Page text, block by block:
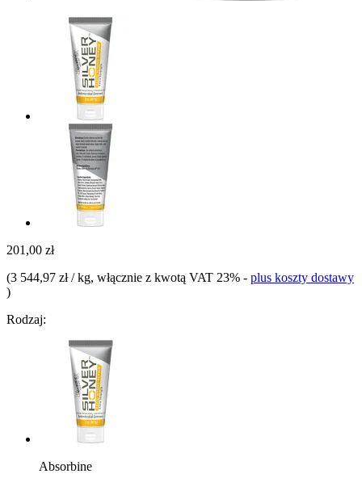
201,00 zł
(3 544,97 zł / kg, włącznie z kwotą VAT 23% - plus koszty dostawy
)
Rodzaj:
Absorbine